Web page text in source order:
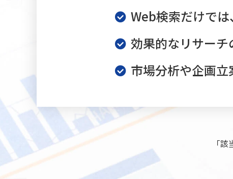
Web検索だけで
効果的なリサー
市場分析や企画
「